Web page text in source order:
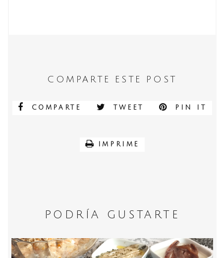
COMPARTE ESTE POST
COMPARTE TWEET PIN IT
IMPRIME
PODRÍA GUSTARTE